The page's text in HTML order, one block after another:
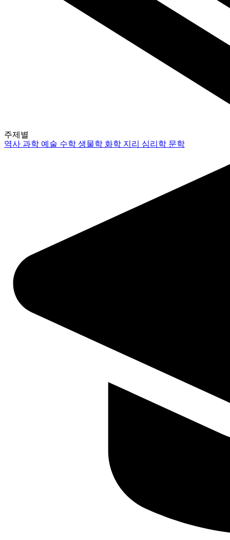
주제별
역사과학 예술 수학생물학 화학 지리 심리학 문학